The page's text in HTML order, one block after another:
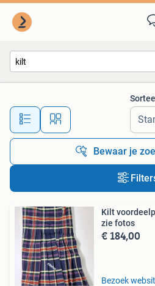
Alle afstanden…
Bewaar je
Kilt
zie fotos
€ 184,00
Bezoek